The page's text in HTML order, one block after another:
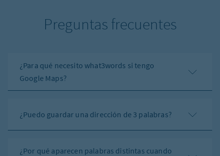
Preguntas frecuentes
¿Para qué necesito what3words si tengo
Google Maps?
¿Puedo guardar una dirección de 3 palabras?
¿Por qué aparecen palabras distintas cuando